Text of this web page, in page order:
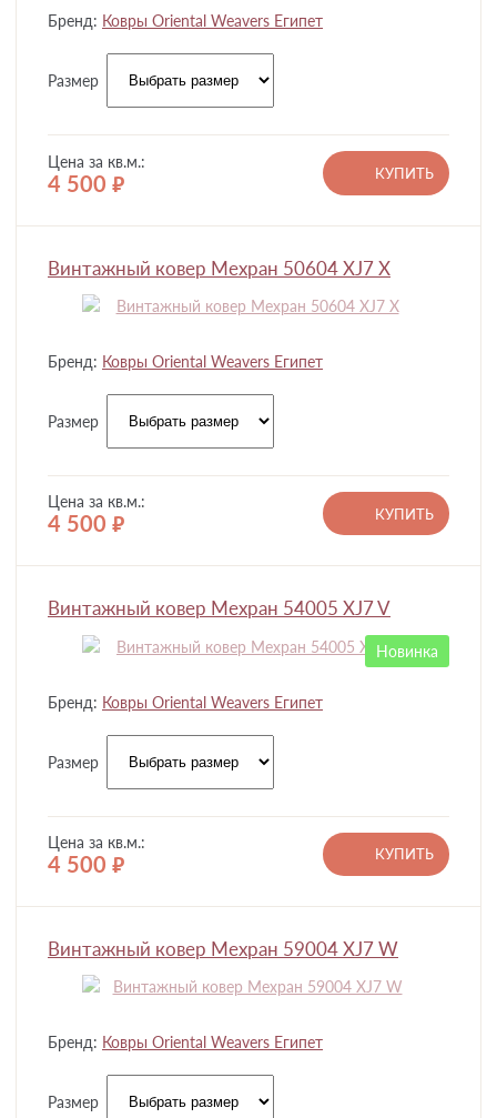
Бренд: Ковры Oriental Weavers Египет
Размер
Цена за кв.м.:
4 500 руб.
КУПИТЬ
Винтажный ковер Мехран 50604 XJ7 X
Бренд: Ковры Oriental Weavers Египет
Размер
Цена за кв.м.:
4 500 руб.
КУПИТЬ
Винтажный ковер Мехран 54005 XJ7 V
Новинка
Бренд: Ковры Oriental Weavers Египет
Размер
Цена за кв.м.:
4 500 руб.
КУПИТЬ
Винтажный ковер Мехран 59004 XJ7 W
Бренд: Ковры Oriental Weavers Египет
Размер